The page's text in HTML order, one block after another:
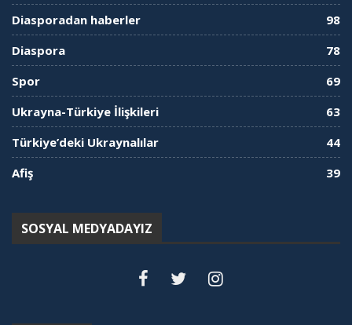
Diasporadan haberler
98
Diaspora
78
Spor
69
Ukrayna-Türkiye İlişkileri
63
Türkiye’deki Ukraynalılar
44
Afiş
39
SOSYAL MEDYADAYIZ